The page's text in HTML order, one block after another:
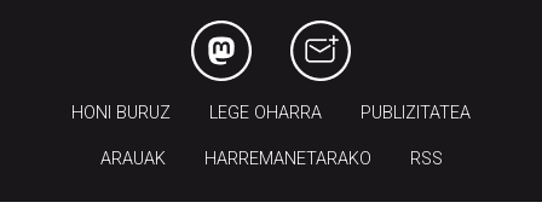
HONI BURUZ LEGE OHARRA PUBLIZITATEA
ARAUAK HARREMANETARAKO RSS